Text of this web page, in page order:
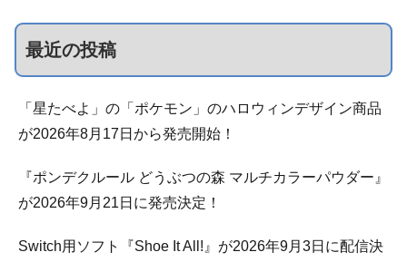
最近の投稿
「星たべよ」の「ポケモン」のハロウィンデザイン商品
が2026年8月17日から発売開始！
『ポンデクルール どうぶつの森 マルチカラーパウダー』
が2026年9月21日に発売決定！
Switch用ソフト『Shoe It All!』が2026年9月3日に配信決